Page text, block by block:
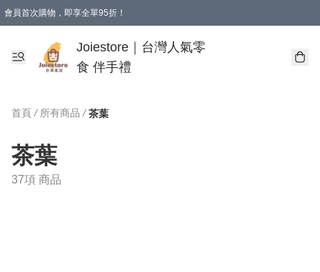
會員首次購物，即享全單95折！
購物滿 HKD 350.00即享免運費優惠！（適用於 本地送貨、本地取貨 )
Joiestore｜台灣人氣零
食 伴手禮
首頁 / 所有商品 / 茶葉
茶葉
37項 商品